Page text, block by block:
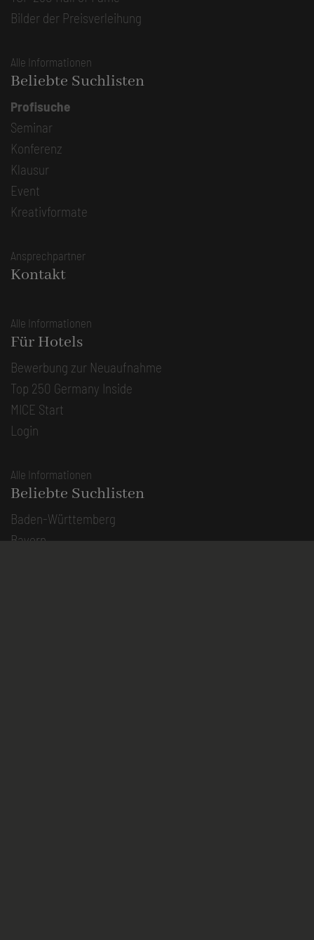
Bilder der Preisverleihung
Alle Informationen
Beliebte Suchlisten
Profisuche
Seminar
Konferenz
Klausur
Event
Kreativformate
Ansprechpartner
Kontakt
Alle Informationen
Für Hotels
Bewerbung zur Neuaufnahme
Top 250 Germany Inside
MICE Start
Login
Alle Informationen
Beliebte Suchlisten
Baden-Württemberg
Bayern